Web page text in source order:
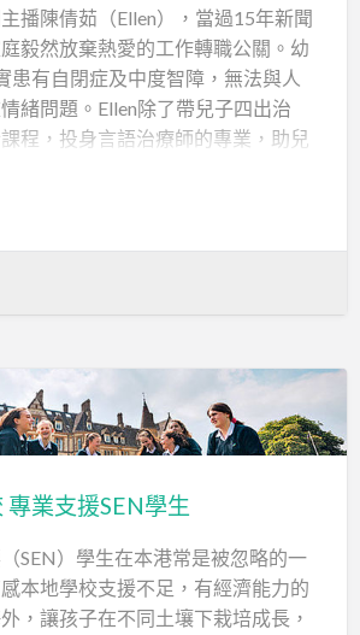
播陳倩茹（Ellen），當過15年新聞
毅然放棄熱愛的工作轉職公關。幼
患有自閉症及中度智障，無法與人
緒問題。Ellen除了帶兒子四出治
程，投身言語治療師的專業，助兒
10歲兒子的Ellen，於1993年加入
職記者及主播，直至2008年，為了
當時1歲多的大仔，轉職至大學任
有自閉症的幼子像是活在自己的世
）
，雖然至2歲仍未懂說話，但Ellen
人，無緣無故又發脾氣，在街上滾
院醫生和護士會面後，細仔在兩歲
向及中度智障，3歲便入讀特殊學
專業支援SEN學生
SEN）學生在本港常是被忽略的一
本地學校支援不足，有經濟能力的
，讓孩子在不同土壤下栽培成長，